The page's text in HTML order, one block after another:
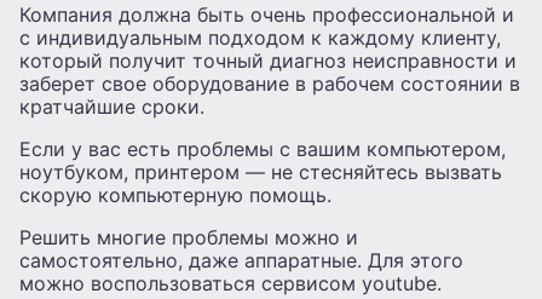
Компания должна быть очень профессиональной и
с индивидуальным подходом к каждому клиенту,
который получит точный диагноз неисправности и
заберет свое оборудование в рабочем состоянии в
кратчайшие сроки.
Если у вас есть проблемы с вашим компьютером,
ноутбуком, принтером — не стесняйтесь вызвать
скорую компьютерную помощь.
Решить многие проблемы можно и
самостоятельно, даже аппаратные. Для этого
можно воспользоваться сервисом youtube.